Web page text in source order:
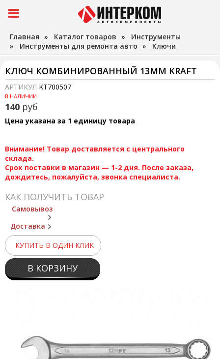
Главная » Каталог товаров » Инструменты
» Инструменты для ремонта авто » Ключи
КЛЮЧ КОМБИНИРОВАННЫЙ 13ММ KRAFT
АРТИКУЛ KT700507
В НАЛИЧИИ
140 руб
Цена указана за 1 единицу товара
Внимание! Товар доставляется с центрального
склада.
Срок поставки в магазин — 1-2 дня. После заказа,
дождитесь, пожалуйста, звонка специалиста.
КАК ПОЛУЧИТЬ ТОВАР
Самовывоз
Доставка
КУПИТЬ В ОДИН КЛИК
В КОРЗИНУ